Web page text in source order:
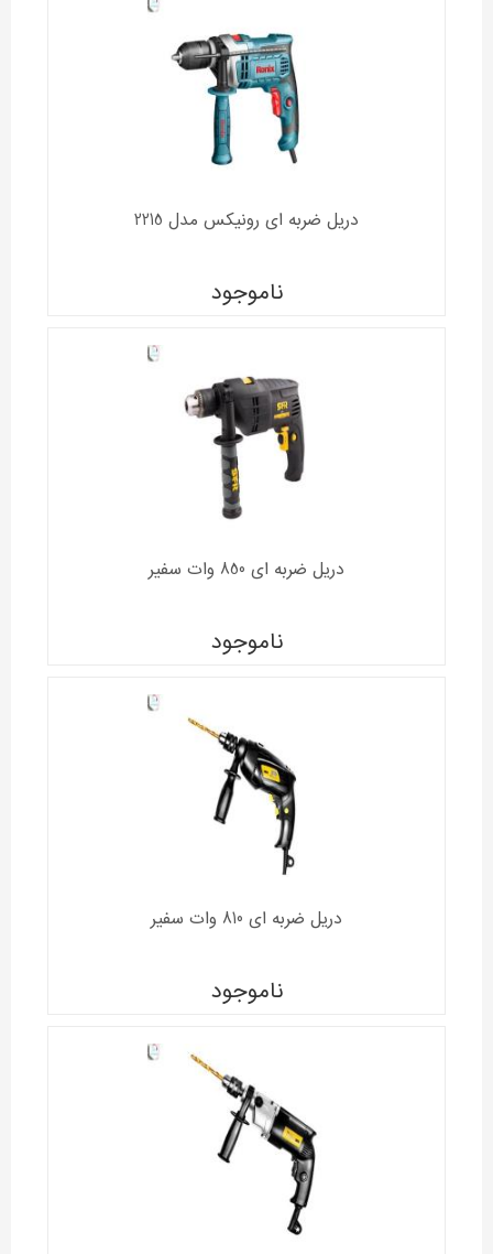
دریل ضربه ای رونیکس مدل 2215
ناموجود
دریل ضربه ای 850 وات سفیر
ناموجود
دریل ضربه ای 810 وات سفیر
ناموجود